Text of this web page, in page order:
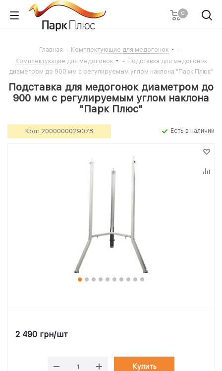
0
Главная - Комплектующие для медогонок
-
Комплектующие для медогонок
- Подставка для медогонок
диаметром до 900 мм с регулируемым углом наклона "Парк Плюс"
Подставка для медогонок диаметром до
900 мм с регулируемым углом наклона
"Парк Плюс"
Код: 2000000029078 Есть в наличии
2 490 грн/шт
Купить